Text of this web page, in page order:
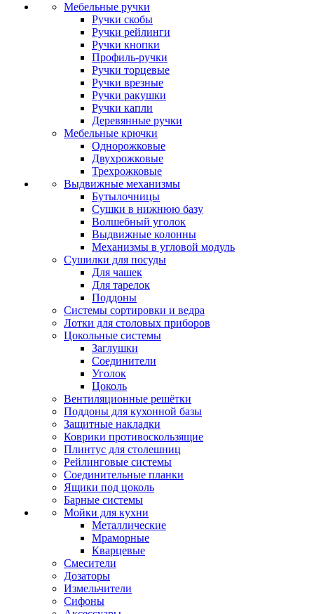
Мебельные ручки
Ручки скобы
Ручки рейлинги
Ручки кнопки
Профиль-ручки
Ручки торцевые
Ручки врезные
Ручки ракушки
Ручки капли
Деревянные ручки
Мебельные крючки
Однорожковые
Двухрожковые
Трехрожковые
Выдвижные механизмы
Бутылочницы
Сушки в нижнюю базу
Волшебный уголок
Выдвижные колонны
Механизмы в угловой модуль
Сушилки для посуды
Для чашек
Для тарелок
Поддоны
Системы сортировки и ведра
Лотки для столовых приборов
Цокольные системы
Заглушки
Соединители
Уголок
Цоколь
Вентиляционные решётки
Поддоны для кухонной базы
Защитные накладки
Коврики противоскользящие
Плинтус для столешниц
Рейлинговые системы
Соединительные планки
Ящики под цоколь
Барные системы
Мойки для кухни
Металлические
Мраморные
Кварцевые
Смесители
Дозаторы
Измельчители
Сифоны